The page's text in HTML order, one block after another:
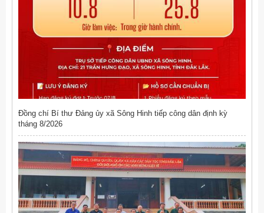
Đồng chí Bí thư Đảng ủy xã Sông Hinh tiếp công dân định kỳ
tháng 8/2026